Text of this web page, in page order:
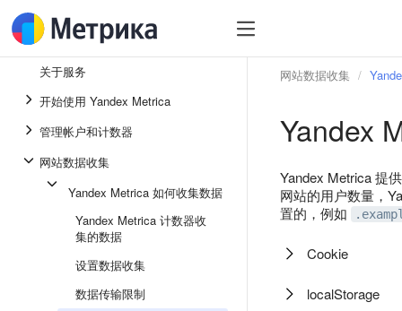
关于服务
开始使用 Yandex Metrica
管理帐户和计数器
网站数据收集
Yandex Metrica 如何收集数据
Yandex Metrica 计数器收
集的数据
设置数据收集
数据传输限制
网站数据收集
Yandex
Yandex Metrica 提
网站的用户数量，
置的，例如
Cookie
localStorage